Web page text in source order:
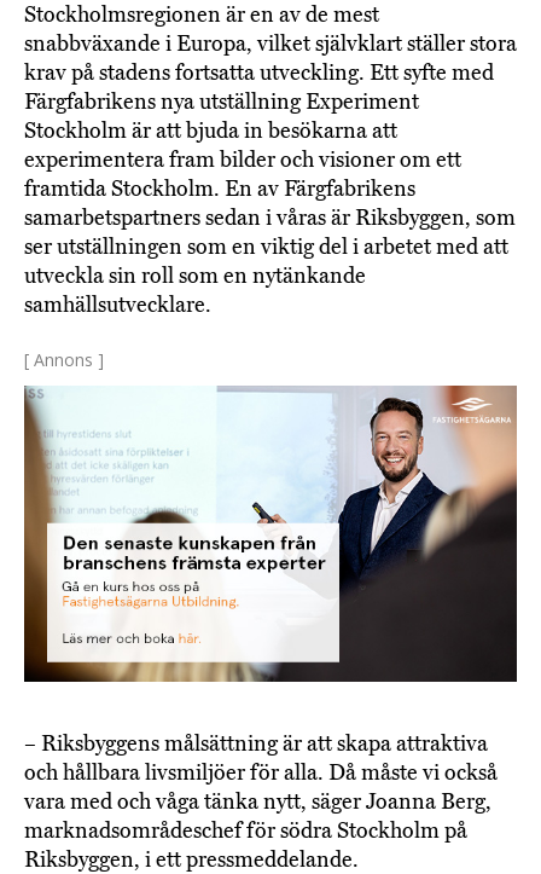
Stockholmsregionen är en av de mest
snabbväxande i Europa, vilket självklart ställer stora
krav på stadens fortsatta utveckling. Ett syfte med
Färgfabrikens nya utställning Experiment
Stockholm är att bjuda in besökarna att
experimentera fram bilder och visioner om ett
framtida Stockholm. En av Färgfabrikens
samarbetspartners sedan i våras är Riksbyggen, som
ser utställningen som en viktig del i arbetet med att
utveckla sin roll som en nytänkande
samhällsutvecklare.
[ Annons ]
– Riksbyggens målsättning är att skapa attraktiva
och hållbara livsmiljöer för alla. Då måste vi också
vara med och våga tänka nytt, säger Joanna Berg,
marknadsområdeschef för södra Stockholm på
Riksbyggen, i ett pressmeddelande.